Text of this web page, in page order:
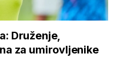
Druženje,
za umirovljenike